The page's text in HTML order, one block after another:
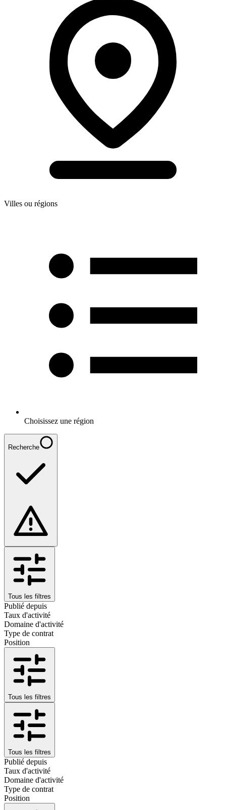
Villes ou régions
Choisissez une région
Recherche
Tous les filtres
Publié depuis
Taux d'activité
Domaine d'activité
Type de contrat
Position
Tous les filtres
Tous les filtres
Publié depuis
Taux d'activité
Domaine d'activité
Type de contrat
Position